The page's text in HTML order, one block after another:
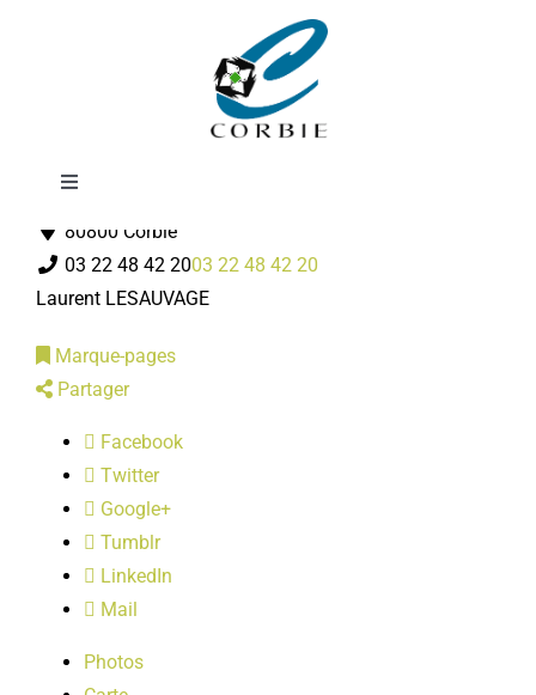
Toggle
Mairie
SERVICES MUNICIPAUX
PRATIQUE
A.C.P.G. / C.A.T.M
80800 Corbie
03 22 48 42 2003 22 48 42 20
Laurent LESAUVAGE
Marque-pages
Partager
Facebook
Twitter
Google+
Tumblr
LinkedIn
Mail
Photos